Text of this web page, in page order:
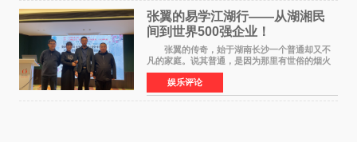
张翼的易学江湖行——从湖湘民
间到世界500强企业！
张翼的传奇，始于湖南长沙一个普通却又不
凡的家庭。说其普通，是因为那里有世俗的烟火
气；说其不凡，是因为家中有一位洞悉天地玄机
的长者——他的爷爷。作为当地的风水师，爷爷
是张翼走进易学
娱乐评论